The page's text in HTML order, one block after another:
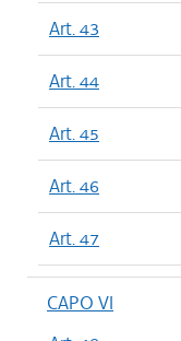
Art. 43
Art. 44
Art. 45
Art. 46
Art. 47
CAPO VI